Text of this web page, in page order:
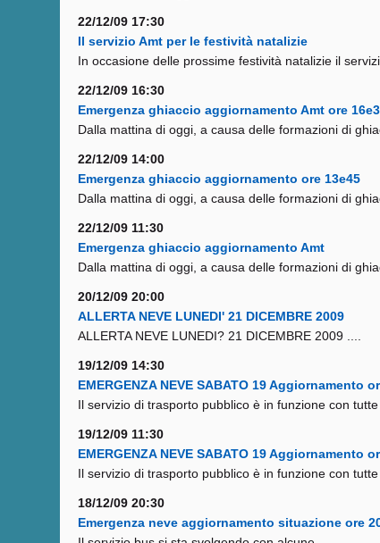
22/12/09 17:30
Il servizio Amt per le festività natalizie
In occasione delle prossime festività natalizie il
22/12/09 16:30
Emergenza ghiaccio aggiornamento Amt ore
Dalla mattina di oggi, a causa delle formazioni di
22/12/09 14:00
Emergenza ghiaccio aggiornamento ore 13e45
Dalla mattina di oggi, a causa delle formazioni di
22/12/09 11:30
Emergenza ghiaccio aggiornamento Amt
Dalla mattina di oggi, a causa delle formazioni di
20/12/09 20:00
ALLERTA NEVE LUNEDI' 21 DICEMBRE 2009
ALLERTA NEVE LUNEDI? 21 DICEMBRE 2009 ....
19/12/09 14:30
EMERGENZA NEVE SABATO 19 Aggiornamento
Il servizio di trasporto pubblico è in funzione con tutte
19/12/09 11:30
EMERGENZA NEVE SABATO 19 Aggiornamento
Il servizio di trasporto pubblico è in funzione con tutte
18/12/09 20:30
Emergenza neve aggiornamento situazione ore